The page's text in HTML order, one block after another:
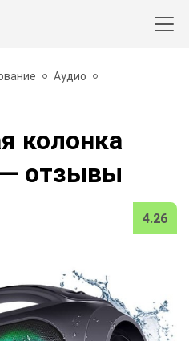
Аудио
колонка
— отзывы
4.26